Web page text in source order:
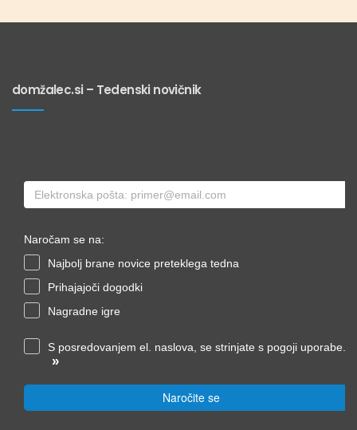
domžalec.si – Tedenski novičnik
Naročam se na:
Najbolj brane novice preteklega tedna
Prihajajoči dogodki
Nagradne igre
S posredovanjem el. naslova, se strinjate s pogoji uporabe.
»
Naročite se